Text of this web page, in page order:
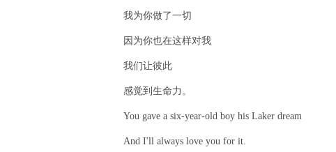
我为你做了一切
因为你也在这样对我
我们让彼此
感觉到生命力。
You gave a six-year-old boy his Laker dream
And I'll always love you for it.